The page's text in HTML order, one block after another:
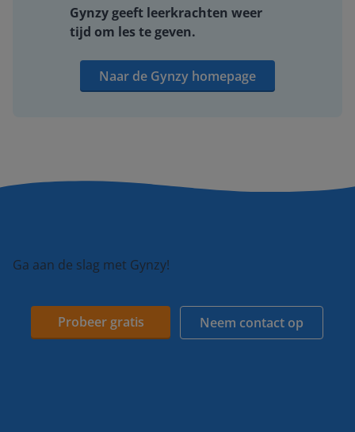
Gynzy geeft leerkrachten weer
tijd om les te geven.
Naar de Gynzy homepage
Ga aan de slag met Gynzy!
Probeer gratis Neem contact op